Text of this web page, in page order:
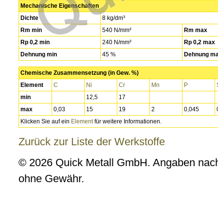
Mechanische Eigenschaften
Dichte
8 kg/dm³
Rm min
540 N/mm²
Rm max
Rp 0,2 min
240 N/mm²
Rp 0,2 max
Dehnung min
45 % Dehnung
Chemische Zusammensetzung (in Gew. %)
Element
C Ni Cr Mn P
min
12,5
17
max
0,03 15 19 2 0,045
Klicken Sie auf ein Elementfür weitere Informationen.
Zurück zur Liste der Werkstoffe
© 2026 Quick Metall GmbH. Angaben
ohne Gewähr.